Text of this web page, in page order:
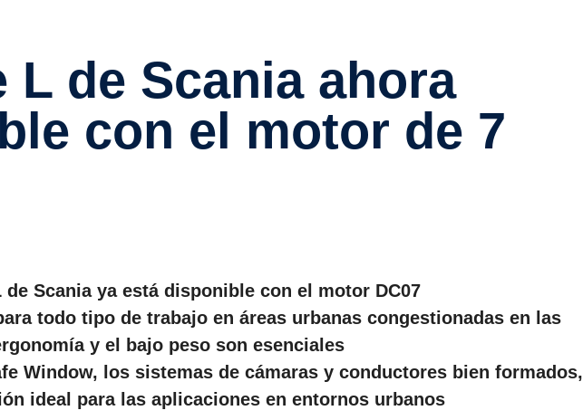
con el motor de 7
de Scania ya está disponible con el motor DC07
todo tipo de trabajo en áreas urbanas congestionadas en las
y el bajo peso son esenciales
Window, los sistemas de cámaras y conductores bien formados,
ideal para las aplicaciones en entornos urbanos